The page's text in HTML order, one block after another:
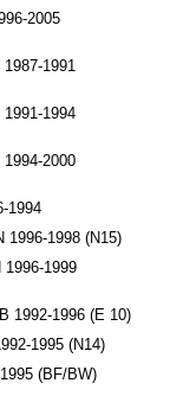
2005
1991
1994
2000
1994
1996-1998 (N15)
1999
1992-1996 (E 10)
1995 (N14)
(BF/BW)